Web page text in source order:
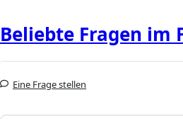
Beliebte Fragen im
Eine Frage stellen